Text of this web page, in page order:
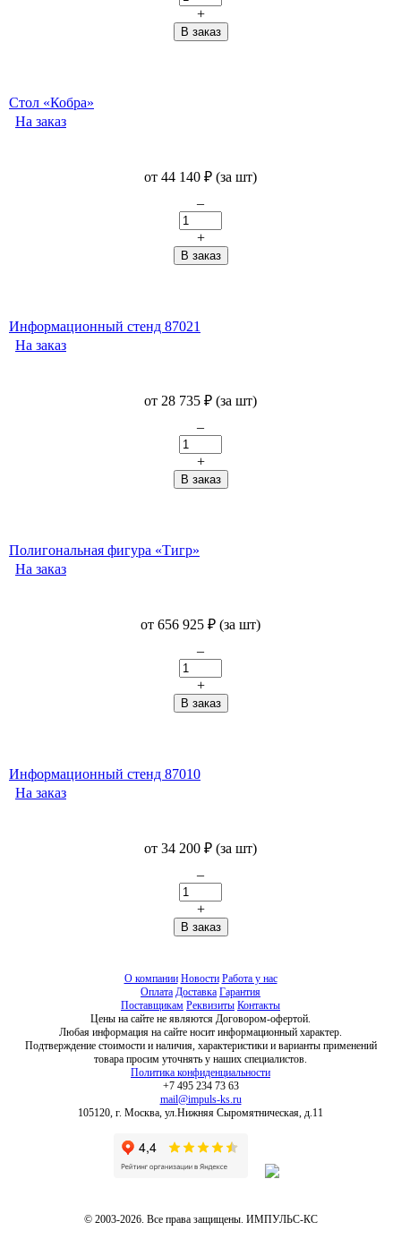
+
Стол «Кобра»
На заказ
от 44 140 ₽ (за шт)
–
+
Информационный стенд 87021
На заказ
от 28 735 ₽ (за шт)
–
+
Полигональная фигура «Тигр»
На заказ
от 656 925 ₽ (за шт)
–
+
Информационный стенд 87010
На заказ
от 34 200 ₽ (за шт)
–
+
О компании Новости Работа у нас
Оплата Доставка Гарантия
Поставщикам Реквизиты Контакты
Цены на сайте не являются Договором-офертой.
Любая информация на сайте носит информационный характер.
Подтверждение стоимости и наличия, характеристики и варианты применений
товара просим уточнять у наших специалистов.
Политика конфиденциальности
+7 495 234 73 63
mail@impuls-ks.ru
105120, г. Москва, ул.Нижняя Сыромятническая, д.11
© 2003-2026. Все права защищены. ИМПУЛЬС-КС